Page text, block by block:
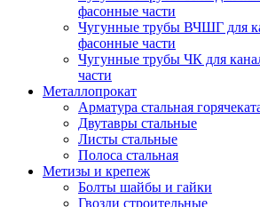
фасонные части
Чугунные трубы ВЧШГ для
фасонные части
Чугунные трубы ЧК для
части
Металлопрокат
Арматура стальная
Двутавры стальные
Листы стальные
Полоса стальная
Метизы и крепеж
Болты шайбы и гайки
Гвозди строительные